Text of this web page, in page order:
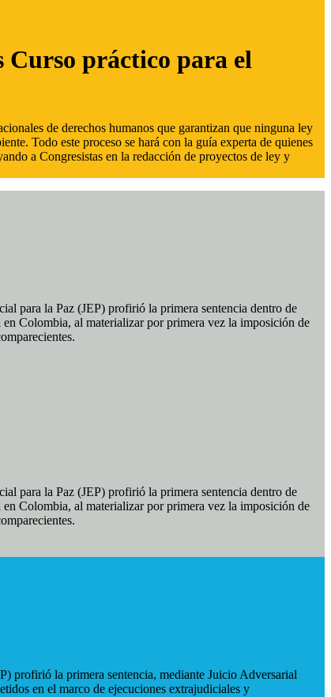
Curso práctico para el
de derechos humanos que garantizan que ninguna ley
Todo este proceso se hará con la guía experta de quienes
a Congresistas en la redacción de proyectos de ley y
para la Paz (JEP) profirió la primera sentencia dentro de
Colombia, al materializar por primera vez la imposición de
para la Paz (JEP) profirió la primera sentencia dentro de
Colombia, al materializar por primera vez la imposición de
profirió la primera sentencia, mediante Juicio Adversarial
en el marco de ejecuciones extrajudiciales y